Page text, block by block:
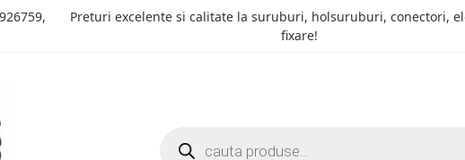
,
Preturi excelente si calitate la suruburi, holsuruburi, conectori,
fixare!